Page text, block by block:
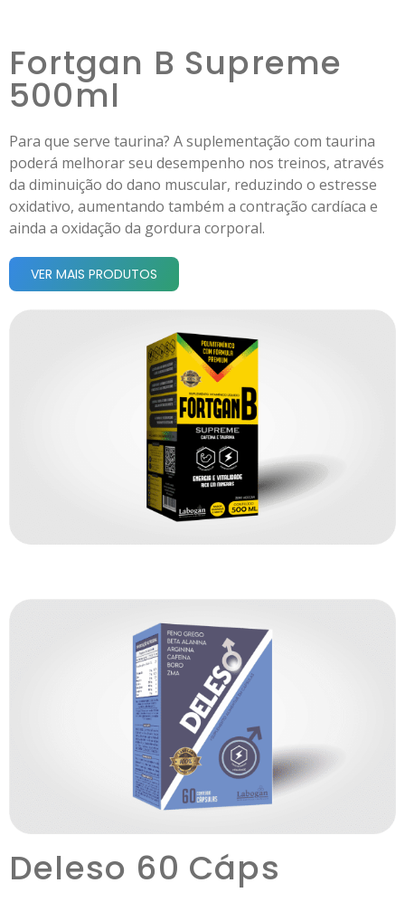
Fortgan B Supreme
500ml
Para que serve taurina? A suplementação com taurina
poderá melhorar seu desempenho nos treinos, através
da diminuição do dano muscular, reduzindo o estresse
oxidativo, aumentando também a contração cardíaca e
ainda a oxidação da gordura corporal.
VER MAIS PRODUTOS
Deleso 60 Cáps